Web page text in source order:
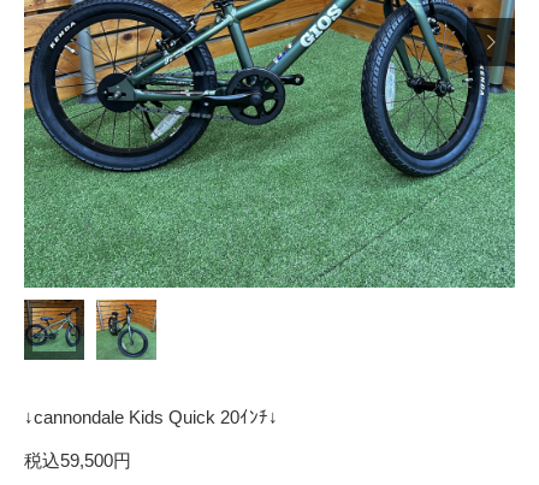

↓cannondale Kids Quick 20ｲﾝﾁ↓
税込59,500円